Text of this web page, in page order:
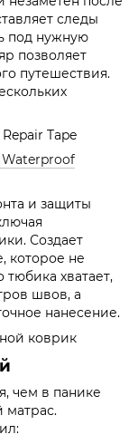
следы
под нужную
позволяет
путешествия.
Waterproof
и защиты
Создает
которое не
тюбика хватает,
швов, а
нанесение.
чем в панике
матрас.